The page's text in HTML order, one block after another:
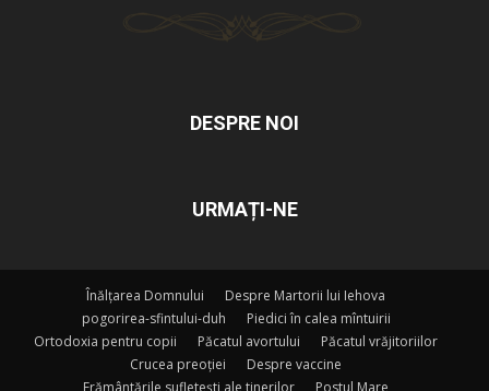
DESPRE NOI
URMAȚI-NE
Înălțarea Domnului
Despre Martorii lui Iehova
pogorirea-sfintului-duh
Piedici în calea mîntuirii
Ortodoxia pentru copii
Păcatul avortului
Păcatul vrăjitoriilor
Crucea preoției
Despre vaccine